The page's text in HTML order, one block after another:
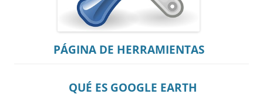
PÁGINA DE HERRAMIENTAS
QUÉ ES GOOGLE EARTH